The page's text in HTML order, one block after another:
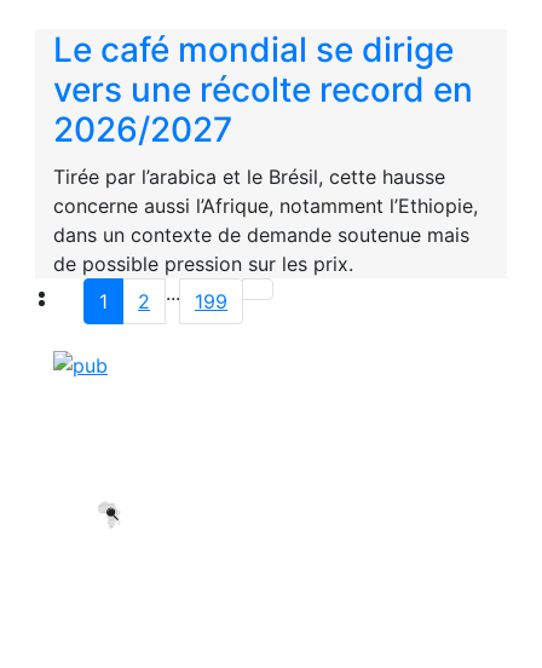
Le café mondial se dirige
vers une récolte record en
2026/2027
Tirée par l’arabica et le Brésil, cette hausse
concerne aussi l’Afrique, notamment l’Ethiopie,
dans un contexte de demande soutenue mais
de possible pression sur les prix.
1
2 ... 199